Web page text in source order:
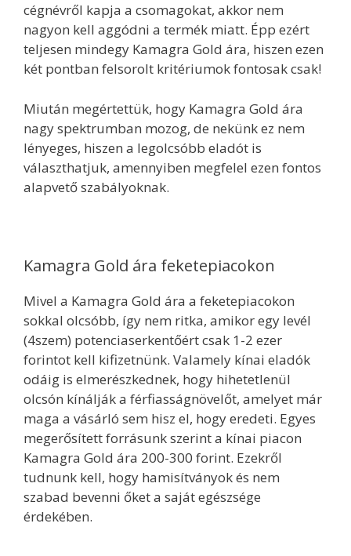
cégnévről kapja a csomagokat, akkor nem
nagyon kell aggódni a termék miatt. Épp ezért
teljesen mindegy Kamagra Gold ára, hiszen ezen
két pontban felsorolt kritériumok fontosak csak!
Miután megértettük, hogy Kamagra Gold ára
nagy spektrumban mozog, de nekünk ez nem
lényeges, hiszen a legolcsóbb eladót is
választhatjuk, amennyiben megfelel ezen fontos
alapvető szabályoknak.
Kamagra Gold ára feketepiacokon
Mivel a Kamagra Gold ára a feketepiacokon
sokkal olcsóbb, így nem ritka, amikor egy levél
(4szem) potenciaserkentőért csak 1-2 ezer
forintot kell kifizetnünk. Valamely kínai eladók
odáig is elmerészkednek, hogy hihetetlenül
olcsón kínálják a férfiasságnövelőt, amelyet már
maga a vásárló sem hisz el, hogy eredeti. Egyes
megerősített forrásunk szerint a kínai piacon
Kamagra Gold ára 200-300 forint. Ezekről
tudnunk kell, hogy hamisítványok és nem
szabad bevenni őket a saját egészsége
érdekében.